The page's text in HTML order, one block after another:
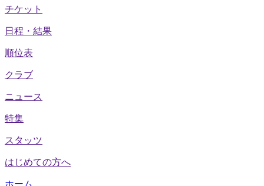
チケット
日程・結果
順位表
クラブ
ニュース
特集
スタッツ
はじめての方へ